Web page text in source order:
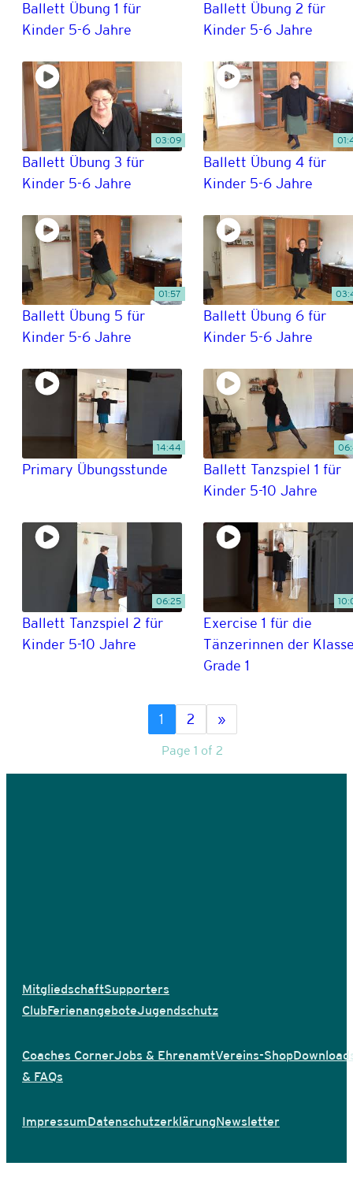
Ballett Übung 1 für
Kinder 5-6 Jahre
Ballett Übung 2 für
Kinder 5-6 Jahre
03:09
Ballett Übung 3 für
Kinder 5-6 Jahre
Ballett Übung 4 für
Kinder 5-6 Jahre
01:57
Ballett Übung 5 für
Kinder 5-6 Jahre
Ballett Übung 6 für
Kinder 5-6 Jahre
14:44
Primary Übungsstunde
Ballett Tanzspiel 1 für
Kinder 5-10 Jahre
06:25
Ballett Tanzspiel 2 für
Kinder 5-10 Jahre
Exercise 1 für die
Tänzerinnen der
Grade 1
1 2 »
Page 1 of 2
MitgliedschaftSupporters
ClubFerienangeboteJugendschutz
Coaches CornerJobs & EhrenamtVereins-Shop
& FAQs
ImpressumDatenschutzerklärungNewsletter